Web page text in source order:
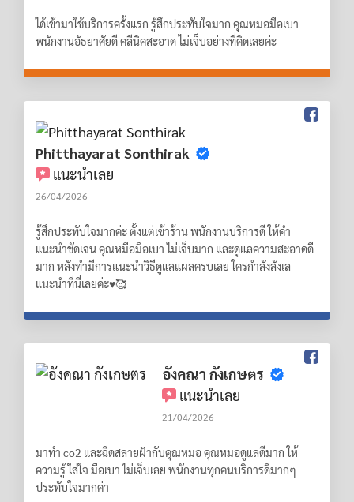
ได้เข้ามาใช้บริการครั้งแรก รู้สึกประทับใจมาก คุณหมอมือเบา
พนักงานอัธยาศัยดี คลีนิคสะอาด ไม่เจ็บอย่างที่คิดเลยค่ะ
Phitthayarat Sonthirak
แนะนำเลย
26/04/2026
รู้สึกประทับใจมากค่ะ ตั้งแต่เข้าร้าน พนักงานบริการดี ให้คำ
แนะนำชัดเจน คุณหมือมือเบา ไม่เจ็บมาก และดูแลความสะอาดดี
มาก หลังทำมีการแนะนำวิธีดูแลแผลครบเลย ใครกำลังลังเล
แนะนำที่นี่เลยค่ะ♥️🥰
อังคณา กังเกษตร
แนะนำเลย
21/04/2026
มาทำ co2 และฉีดสลายฝ้ากับคุณหมอ คุณหมอดูแลดีมาก ให้
ความรู้ ใส่ใจ มือเบา ไม่เจ็บเลย พนักงานทุกคนบริการดีมากๆ
ประทับใจมากค่า